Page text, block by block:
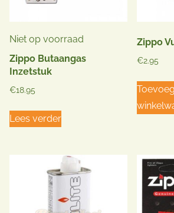
Niet op voorraad
Zippo Butaangas
Inzetstuk
€18.95
Lees verder
Zippo
€2.95